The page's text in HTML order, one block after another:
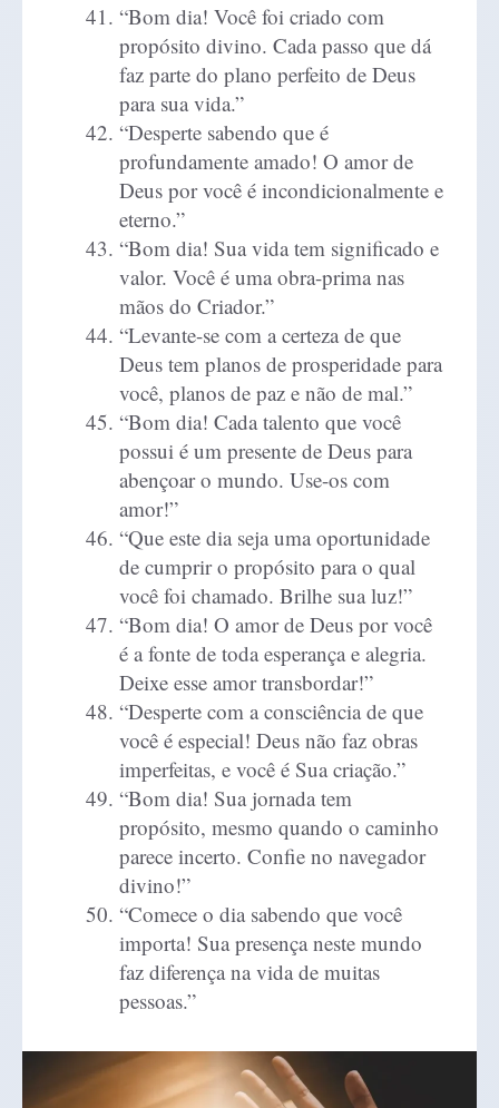
“Bom dia! Você foi criado com
propósito divino. Cada passo que dá
faz parte do plano perfeito de Deus
para sua vida.”
“Desperte sabendo que é
profundamente amado! O amor de
Deus por você é incondicionalmente e
eterno.”
“Bom dia! Sua vida tem significado e
valor. Você é uma obra-prima nas
mãos do Criador.”
“Levante-se com a certeza de que
Deus tem planos de prosperidade para
você, planos de paz e não de mal.”
“Bom dia! Cada talento que você
possui é um presente de Deus para
abençoar o mundo. Use-os com
amor!”
“Que este dia seja uma oportunidade
de cumprir o propósito para o qual
você foi chamado. Brilhe sua luz!”
“Bom dia! O amor de Deus por você
é a fonte de toda esperança e alegria.
Deixe esse amor transbordar!”
“Desperte com a consciência de que
você é especial! Deus não faz obras
imperfeitas, e você é Sua criação.”
“Bom dia! Sua jornada tem
propósito, mesmo quando o caminho
parece incerto. Confie no navegador
divino!”
“Comece o dia sabendo que você
importa! Sua presença neste mundo
faz diferença na vida de muitas
pessoas.”